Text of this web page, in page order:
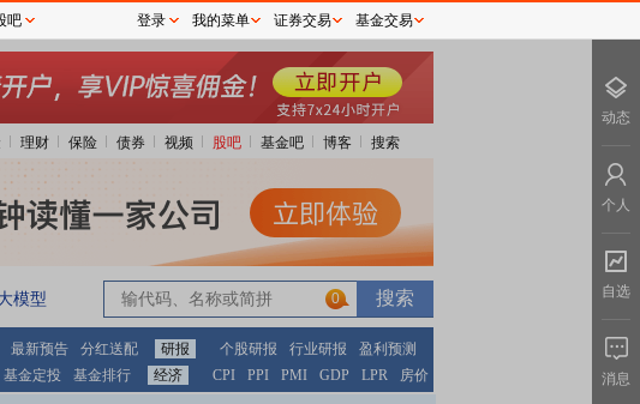
理财 保险 债券 视频 股吧 基金吧 博客 搜索
模型 0
最新预告 分红送配 研报 个股研报 行业研报
盈利预测
基金定投 基金排行 经济 CPI PPI PMI GDP LPR 房价
吧 登录 我的菜单 证券交易 基金交易
动态
个人
自选
消息